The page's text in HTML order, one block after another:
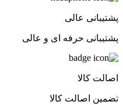
پشتیبانی عالی
پشتیبانی حرفه ای و عالی
اصالت کالا
تضمین اصالت کالا